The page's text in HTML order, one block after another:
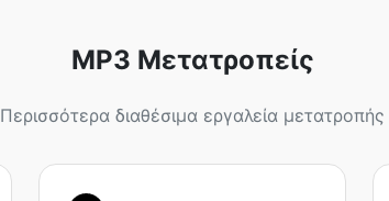
MP3 Μετατροπείς
Περισσότερα διαθέσιμα εργαλεία μετατροπής